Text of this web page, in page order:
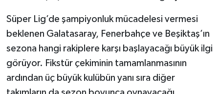
Süper Lig’de şampiyonluk mücadelesi vermesi
beklenen Galatasaray, Fenerbahçe ve Beşiktaş’ın
sezona hangi rakiplere karşı başlayacağı büyük ilgi
görüyor. Fikstür çekiminin tamamlanmasının
ardından üç büyük kulübün yanı sıra diğer